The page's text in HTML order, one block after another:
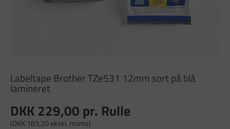
Labeltape Brother TZe531 12mm sort på blå
lamineret
DKK 229,00 pr. Rulle
(DKK 183,20 ekskl. moms)